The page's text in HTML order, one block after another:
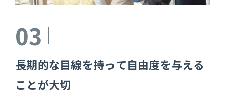
03
長期的な目線を持って自由度を与える
ことが大切